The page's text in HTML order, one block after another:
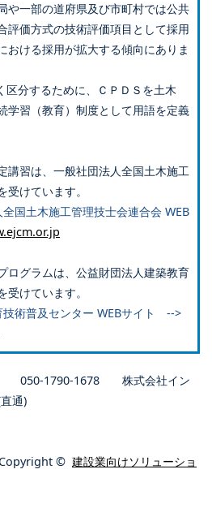
や一部の道府県及び市町村では公共
評価方式の技術評価項目として採用
おける採用が拡大する傾向にありま
分するために、ＣＰＤＳを土木
学習（教育）制度として用語を定義
講習は、一般社団法人全国土木施工
けています。
国土木施工管理技士会連合会 WEB
ログラムは、公益財団法人建築教育
けています。
技術普及センター WEBサイト -->
】 050-1790-1678 株式会社イン
通)
Copyright © 建設業向けソリューショ